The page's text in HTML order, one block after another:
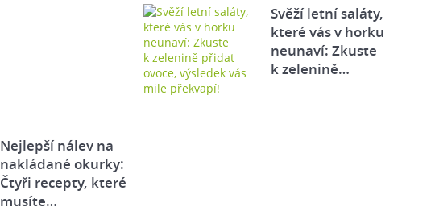
Svěží letní saláty,
které vás v horku
neunaví: Zkuste
k zelenině…
Nejlepší nálev na
nakládané okurky:
Čtyři recepty, které
musíte…